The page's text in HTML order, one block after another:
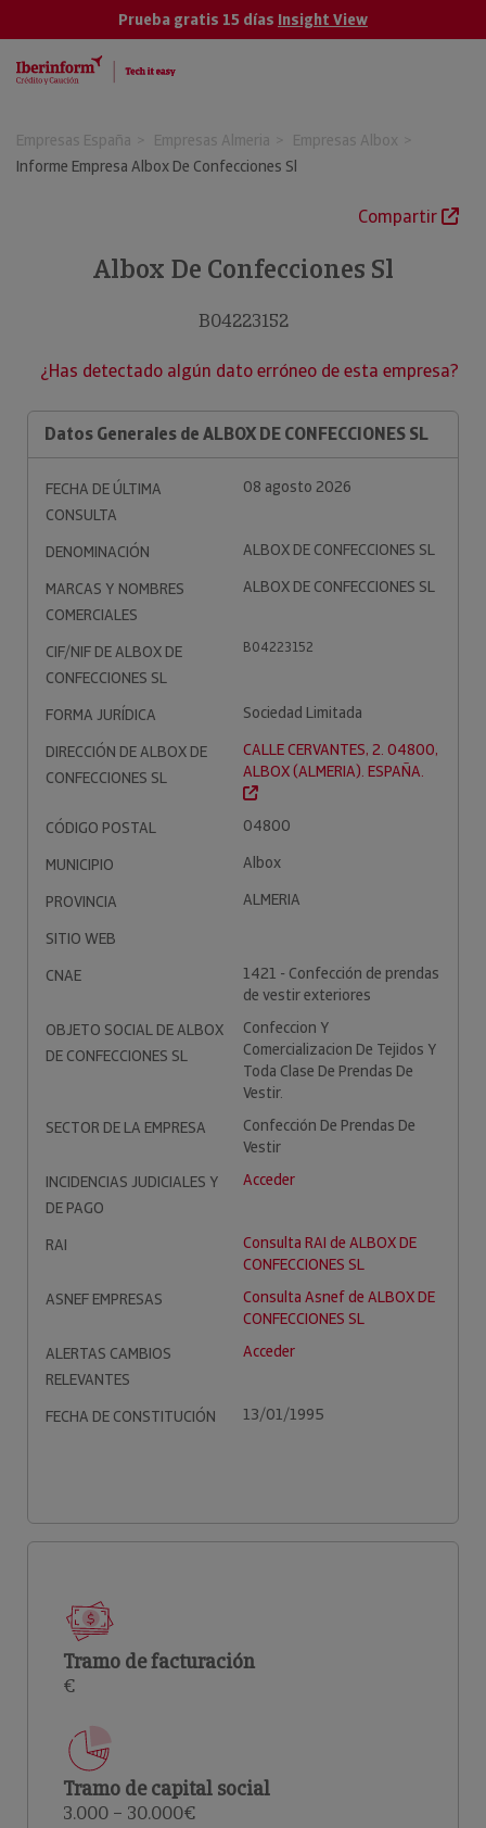
Prueba gratis 15 días Insight View
Empresas España Empresas Almeria
Empresas Albox
Informe Empresa Albox De Confecciones Sl
Compartir
Albox De Confecciones Sl
B04223152
¿Has detectado algún dato erróneo de esta empresa?
Datos Generales de ALBOX DE CONFECCIONES SL
FECHA DE ÚLTIMA
CONSULTA
08 agosto 2026
DENOMINACIÓN
ALBOX DE CONFECCIONES SL
MARCAS Y NOMBRES
COMERCIALES
ALBOX DE CONFECCIONES SL
CIF/NIF DE ALBOX DE
CONFECCIONES SL
B04223152
FORMA JURÍDICA
Sociedad Limitada
DIRECCIÓN DE ALBOX DE
CONFECCIONES SL
CALLE CERVANTES, 2. 04800,
ALBOX (ALMERIA). ESPAÑA.
CÓDIGO POSTAL
04800
MUNICIPIO
Albox
PROVINCIA
ALMERIA
SITIO WEB
CNAE
1421 - Confección de prendas
de vestir exteriores
OBJETO SOCIAL DE ALBOX
DE CONFECCIONES SL
Confeccion Y
Comercializacion De Tejidos Y
Toda Clase De Prendas De
Vestir.
SECTOR DE LA EMPRESA
Confección De Prendas De
Vestir
INCIDENCIAS JUDICIALES Y
DE PAGO
Acceder
RAI
Consulta RAI de ALBOX DE
CONFECCIONES SL
ASNEF EMPRESAS
Consulta Asnef de ALBOX DE
CONFECCIONES SL
ALERTAS CAMBIOS
RELEVANTES
Acceder
FECHA DE CONSTITUCIÓN 13/01/1995
Tramo de facturación
€
Tramo de capital social
3.000 – 30.000€